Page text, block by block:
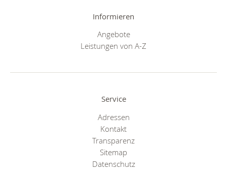
Informieren
Angebote
Leistungen von A-Z
Service
Adressen
Kontakt
Transparenz
Sitemap
Datenschutz